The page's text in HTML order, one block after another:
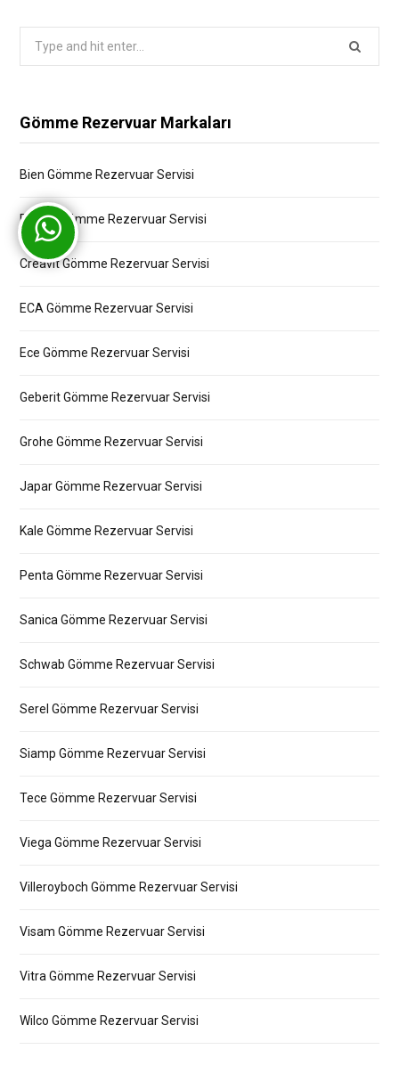
Gömme Rezervuar Markaları
Bien Gömme Rezervuar Servisi
Bocchi Gömme Rezervuar Servisi
Creavit Gömme Rezervuar Servisi
ECA Gömme Rezervuar Servisi
Ece Gömme Rezervuar Servisi
Geberit Gömme Rezervuar Servisi
Grohe Gömme Rezervuar Servisi
Japar Gömme Rezervuar Servisi
Kale Gömme Rezervuar Servisi
Penta Gömme Rezervuar Servisi
Sanica Gömme Rezervuar Servisi
Schwab Gömme Rezervuar Servisi
Serel Gömme Rezervuar Servisi
Siamp Gömme Rezervuar Servisi
Tece Gömme Rezervuar Servisi
Viega Gömme Rezervuar Servisi
Villeroyboch Gömme Rezervuar Servisi
Visam Gömme Rezervuar Servisi
Vitra Gömme Rezervuar Servisi
Wilco Gömme Rezervuar Servisi